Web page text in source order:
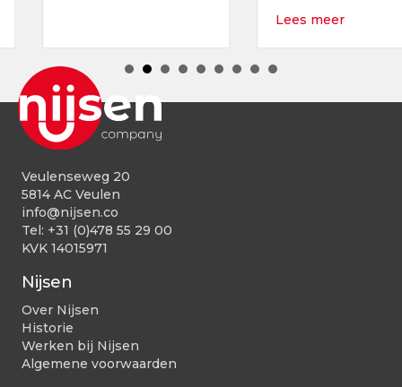
Lees meerabout
Veulenseweg 20
5814 AC Veulen
info@nijsen.co
Tel: +31 (0)478 55 29 00
KVK 14015971
Nijsen
Over Nijsen
Historie
Werken bij Nijsen
Algemene voorwaarden